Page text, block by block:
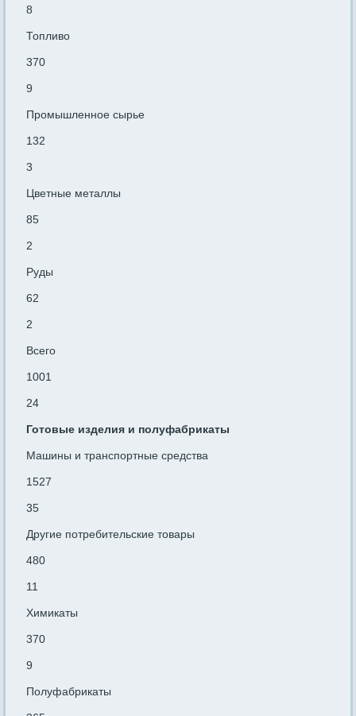
8
Топливо
370
9
Промышленное сырье
132
3
Цветные металлы
85
2
Руды
62
2
Всего
1001
24
Готовые изделия и полуфабрикаты
Машины и транспортные средства
1527
35
Другие потребительские товары
480
11
Химикаты
370
9
Полуфабрикаты